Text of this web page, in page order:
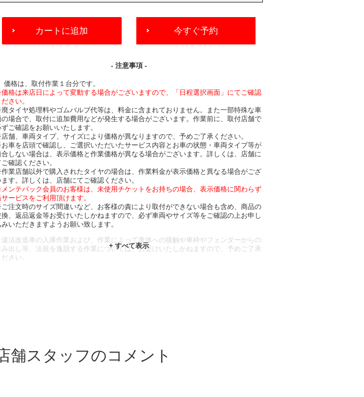
カートに追加 今すぐ予約
- 注意事項 -
価格は、取付作業１台分です。
格は来店日によって変動する場合がございますので、「日程選択画面」にてご確認
ださい。
タイヤ処理料やゴムバルブ代等は、料金に含まれておりません。また一部特殊な車
の場合で、取付に追加費用などが発生する場合がございます。作業前に、取付店舗で
ずご確認をお願いいたします。
舗、車両タイプ、サイズにより価格が異なりますので、予めご了承ください。
車を店頭で確認し、ご選択いただいたサービス内容とお車の状態・車両タイプ等が
合しない場合は、表示価格と作業価格が異なる場合がございます。詳しくは、店舗に
ご確認ください。
業店舗以外で購入されたタイヤの場合は、作業料金が表示価格と異なる場合がござ
ます。詳しくは、店舗にてご確認ください。
ンテパック会員のお客様は、未使用チケットをお持ちの場合、表示価格に関わらず
サービスをご利用頂けます。
注文時のサイズ間違いなど、お客様の責により取付ができない場合も含め、商品の
換、返品返金等お受けいたしかねますので、必ず車両やサイズ等をご確認の上お申し
みいただきますようお願い致します。
法改造車の入庫作業および、作業によって車体への接触や車枠やフェンダーからの
み出し等、法規を逸脱する作業については、お受けいたしかねますので、予めご了承
ださい。
舗スタッフのコメント